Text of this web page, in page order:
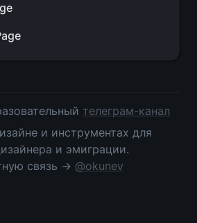
телеграм-канал
и инструментах для
и эмиграции.
связь → @okunev